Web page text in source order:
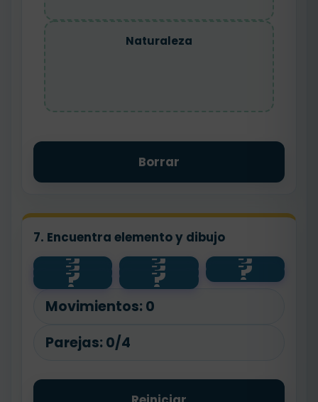
Naturaleza
Borrar
7. Encuentra elemento y dibujo
?
salud ?
🐾 ?
🧼
?
animal ?
planta ?
🌱
?
💧 ?
agua
Movimientos: 0
Parejas: 0/4